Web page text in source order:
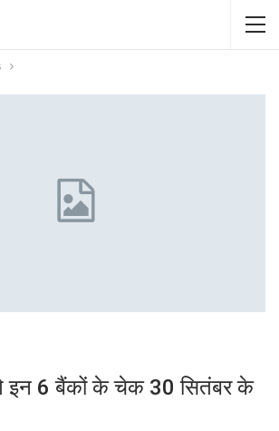
इन 6 बैंकों के चेक 30 सितंबर के